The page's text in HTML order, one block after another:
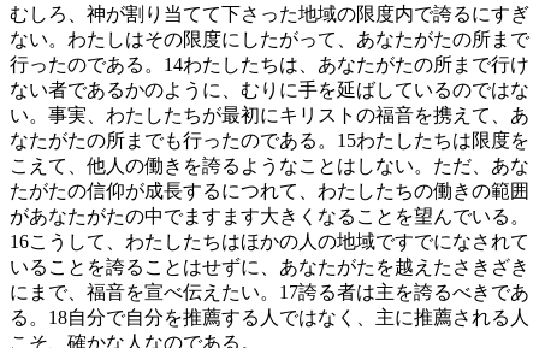
むしろ、神が割り当てて下さった地域の限度内で誇るにすぎ
ない。わたしはその限度にしたがって、あなたがたの所まで
行ったのである。 14わたしたちは、あなたがたの所まで行け
ない者であるかのように、むりに手を延ばしているのではな
い。事実、わたしたちが最初にキリストの福音を携えて、あ
なたがたの所までも行ったのである。 15わたしたちは限度を
こえて、他人の働きを誇るようなことはしない。ただ、あな
たがたの信仰が成長するにつれて、わたしたちの働きの範囲
があなたがたの中でますます大きくなることを望んでいる。
16こうして、わたしたちはほかの人の地域ですでになされて
いることを誇ることはせずに、あなたがたを越えたさきざき
にまで、福音を宣べ伝えたい。 17誇る者は主を誇るべきであ
る。 18自分で自分を推薦する人ではなく、主に推薦される人
こそ、確かな人なのである。